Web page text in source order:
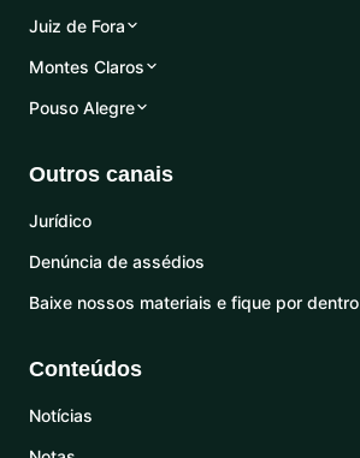
Juiz de Fora
Montes Claros
Pouso Alegre
Outros canais
Jurídico
Denúncia de assédios
Baixe nossos materiais e fique por dentro
Conteúdos
Notícias